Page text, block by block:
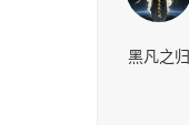
黑凡之归